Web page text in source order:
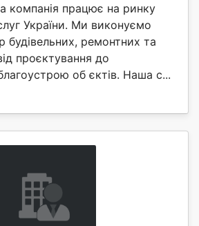
компанія працює на ринку
України. Ми виконуємо
будівельних, ремонтних та
проєктування до
об єктів. Наша с...